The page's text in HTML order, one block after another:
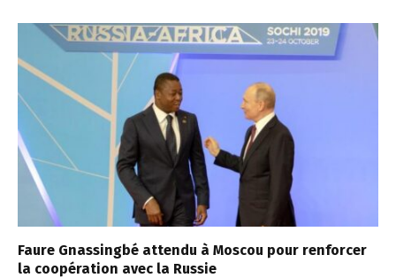
Faure Gnassingbé attendu à Moscou pour renforcer
la coopération avec la Russie